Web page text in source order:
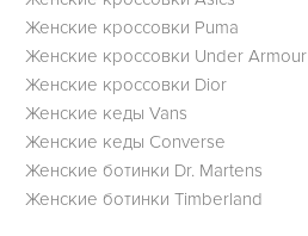
Женские кроссовки Puma
Женские кроссовки Under Armour
Женские кроссовки Dior
Женские кеды Vans
Женские кеды Converse
Женские ботинки Dr. Martens
Женские ботинки Timberland